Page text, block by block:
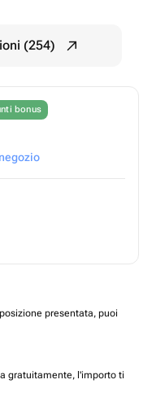
(254)
bonus
presentata, puoi
gratuitamente, l'importo ti